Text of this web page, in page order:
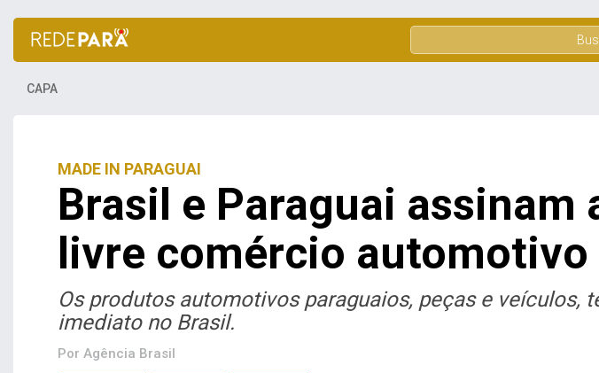
CAPA
MADE IN PARAGUAI
Brasil e Paraguai assinam
livre comércio automotivo
Os produtos automotivos paraguaios, peças e veículos,
imediato no Brasil.
Por Agência Brasil